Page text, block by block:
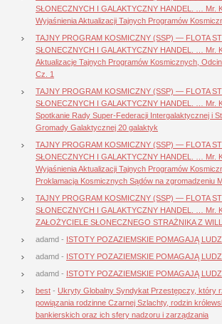
SŁONECZNYCH I GALAKTYCZNY HANDEL. … Mr.
Wyjaśnienia Aktualizacji Tajnych Programów
TAJNY PROGRAM KOSMICZNY (SSP) — FLOTA
SŁONECZNYCH I GALAKTYCZNY HANDEL. … Mr.
Aktualizacje Tajnych Programów Kosmicznych,
Cz. 1
TAJNY PROGRAM KOSMICZNY (SSP) — FLOTA
SŁONECZNYCH I GALAKTYCZNY HANDEL. … Mr.
Spotkanie Rady Super-Federacji Intergalaktycznej i
Gromady Galaktycznej 20 galaktyk
TAJNY PROGRAM KOSMICZNY (SSP) — FLOTA
SŁONECZNYCH I GALAKTYCZNY HANDEL. … Mr.
Wyjaśnienia Aktualizacji Tajnych Programów
Proklamacja Kosmicznych Sądów na zgromadzeniu
TAJNY PROGRAM KOSMICZNY (SSP) — FLOTA
SŁONECZNYCH I GALAKTYCZNY HANDEL. … Mr.
ZAŁOŻYCIELE SŁONECZNEGO STRAŻNIKA Z
adamd - ISTOTY POZAZIEMSKIE POMAGAJĄ
adamd - ISTOTY POZAZIEMSKIE POMAGAJĄ
adamd - ISTOTY POZAZIEMSKIE POMAGAJĄ
best - Ukryty Globalny Syndykat Przestępczy, który
powiązania rodzinne Czarnej Szlachty, rodzin
bankierskich oraz ich sfery nadzoru i zarządzania